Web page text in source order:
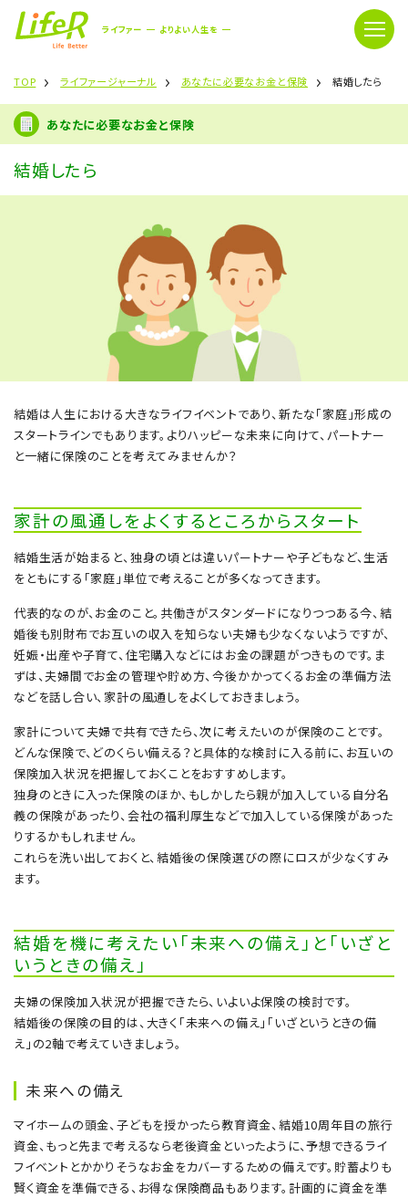
ライファー よりよい人生を
TOP ライファージャーナル あなたに必要なお金と保険 結婚したら
あなたに必要なお金と保険
結婚したら
結婚は人生における大きなライフイベントであり、新たな「家庭」形成の
スタートラインでもあります。よりハッピーな未来に向けて、パートナー
と一緒に保険のことを考えてみませんか？
家計の風通しをよくするところからスタート
結婚生活が始まると、独身の頃とは違いパートナーや子どもなど、生活
をともにする「家庭」単位で考えることが多くなってきます。
代表的なのが、お金のこと。共働きがスタンダードになりつつある今、結
婚後も別財布でお互いの収入を知らない夫婦も少なくないようですが、
妊娠・出産や子育て、住宅購入などにはお金の課題がつきものです。ま
ずは、夫婦間でお金の管理や貯め方、今後かかってくるお金の準備方法
などを話し合い、家計の風通しをよくしておきましょう。
家計について夫婦で共有できたら、次に考えたいのが保険のことです。
どんな保険で、どのくらい備える？と具体的な検討に入る前に、お互いの
保険加入状況を把握しておくことをおすすめします。
独身のときに入った保険のほか、もしかしたら親が加入している自分名
義の保険があったり、会社の福利厚生などで加入している保険があった
りするかもしれません。
これらを洗い出しておくと、結婚後の保険選びの際にロスが少なくすみ
ます。
結婚を機に考えたい「未来への備え」と「いざと
いうときの備え」
夫婦の保険加入状況が把握できたら、いよいよ保険の検討です。
結婚後の保険の目的は、大きく「未来への備え」「いざというときの備
え」の2軸で考えていきましょう。
未来への備え
マイホームの頭金、子どもを授かったら教育資金、結婚10周年目の旅行
資金、もっと先まで考えるなら老後資金といったように、予想できるライ
フイベントとかかりそうなお金をカバーするための備えです。貯蓄よりも
賢く資金を準備できる、お得な保険商品もあります。計画的に資金を準